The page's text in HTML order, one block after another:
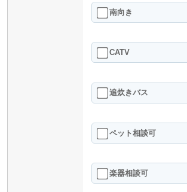
南向き
CATV
追炊きバス
ペット相談可
楽器相談可